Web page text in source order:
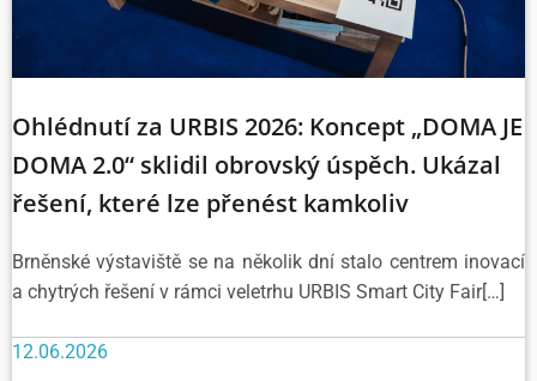
Ohlédnutí za URBIS 2026: Koncept „DOMA JE
DOMA 2.0“ sklidil obrovský úspěch. Ukázal
řešení, které lze přenést kamkoliv
Brněnské výstaviště se na několik dní stalo centrem inovací
a chytrých řešení v rámci veletrhu URBIS Smart City Fair[…]
12.06.2026